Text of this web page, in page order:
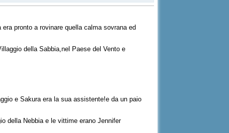
pronto a rovinare quella calma sovrana ed
della Sabbia,nel Paese del Vento e
e Sakura era la sua assistente!e da un paio
della Nebbia e le vittime erano Jennifer